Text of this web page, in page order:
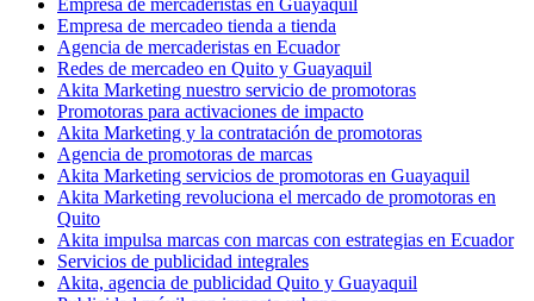
Empresa de mercadeo tienda a tienda
Agencia de mercaderistas en Ecuador
Redes de mercadeo en Quito y Guayaquil
Akita Marketing nuestro servicio de promotoras
Promotoras para activaciones de impacto
Akita Marketing y la contratación de promotoras
Agencia de promotoras de marcas
Akita Marketing servicios de promotoras en Guayaquil
Akita Marketing revoluciona el mercado de promotoras en
Quito
Akita impulsa marcas con marcas con estrategias en Ecuador
Servicios de publicidad integrales
Akita, agencia de publicidad Quito y Guayaquil